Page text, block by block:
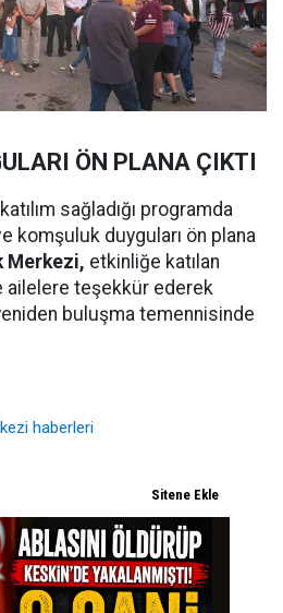
ÖN PLANA ÇIKTI
sağladığı programda
komşuluk duyguları ön plana
Merkezi, etkinliğe katılan
ailelere teşekkür ederek
buluşma temennisinde
haberleri